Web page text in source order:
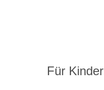
Für Kinder